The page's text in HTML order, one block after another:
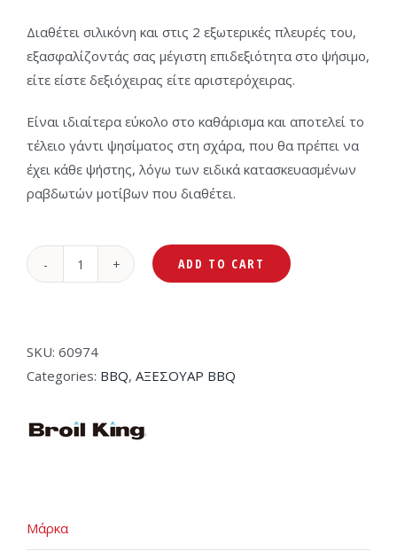
Διαθέτει σιλικόνη και στις 2 εξωτερικές πλευρές του,
εξασφαλίζοντάς σας μέγιστη επιδεξιότητα στο ψήσιμο,
είτε είστε δεξιόχειρας είτε αριστερόχειρας.
Είναι ιδιαίτερα εύκολο στο καθάρισμα και αποτελεί το
τέλειο γάντι ψησίματος στη σχάρα, που θα πρέπει να
έχει κάθε ψήστης, λόγω των ειδικά κατασκευασμένων
ραβδωτών μοτίβων που διαθέτει.
Broil
Ψησίματος
Grilling
60974
quantity
ADD TO CART
SKU: 60974
Categories: BBQ, ΑΞΕΣΟΥΑΡ BBQ
Μάρκα